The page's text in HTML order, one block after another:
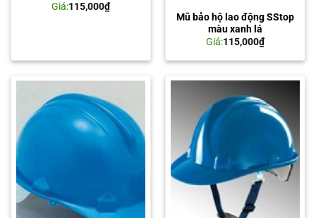
Giá:115,000₫
Mũ bảo hộ lao động SStop
màu xanh lá
Giá:115,000₫